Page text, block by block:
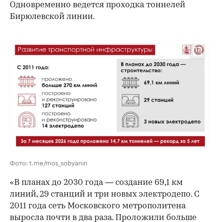
Одновременно ведется проходка тоннелей
Бирюлевской линии.
00:00 /
Фото: t.me/mos_sobyanin
«В планах до 2030 года — создание 69,1 км
линий, 29 станций и три новых электродепо. С
2011 года сеть Московского метрополитена
выросла почти в два раза. Проложили больше